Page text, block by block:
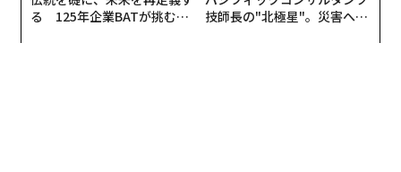
る 125年企業BATが挑むス
技師長の"北極星"。災害への